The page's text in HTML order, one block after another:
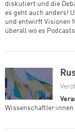
diskutiert und die
es geht auch anders!
und entwirft Visionen
überall wo es